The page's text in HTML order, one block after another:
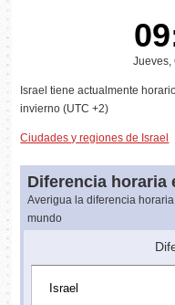
Jueves,
Israel tiene actualmente
invierno (UTC +2)
Ciudades y regiones de Israel
Diferencia horaria
Averigua la diferencia
mundo